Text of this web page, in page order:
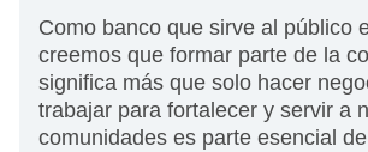
Como banco que sirve al público
creemos que formar parte de la
significa más que solo hacer
trabajar para fortalecer y servir a
comunidades es parte esencial